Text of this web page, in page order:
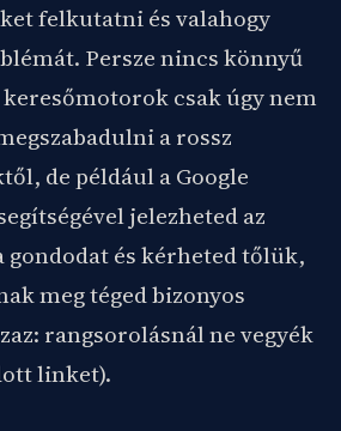
felkutatni és valahogy
Persze nincs könnyű
csak úgy nem
a rossz
de például a Google
jelezheted az
gondodat és kérheted tőlük,
meg téged bizonyos
rangsorolásnál ne vegyék
linket).